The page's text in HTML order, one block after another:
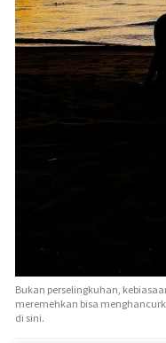
Bukan perselingkuhan,
meremehkan bisa
di sini.